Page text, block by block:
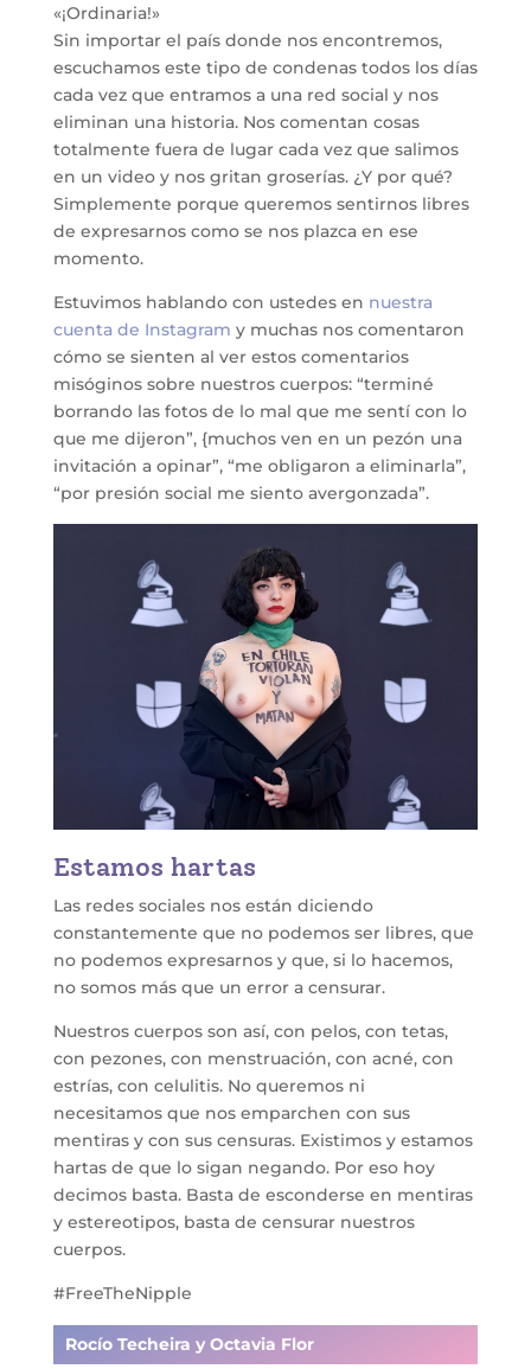
«¡Ordinaria!»
Sin importar el país donde nos encontremos,
escuchamos este tipo de condenas todos los días
cada vez que entramos a una red social y nos
eliminan una historia. Nos comentan cosas
totalmente fuera de lugar cada vez que salimos
en un video y nos gritan groserías. ¿Y por qué?
Simplemente porque queremos sentirnos libres
de expresarnos como se nos plazca en ese
momento.
Estuvimos hablando con ustedes en nuestra
cuenta de Instagram y muchas nos comentaron
cómo se sienten al ver estos comentarios
misóginos sobre nuestros cuerpos: “terminé
borrando las fotos de lo mal que me sentí con lo
que me dijeron”, {muchos ven en un pezón una
invitación a opinar”, “me obligaron a eliminarla”,
“por presión social me siento avergonzada”.
Estamos hartas
Las redes sociales nos están diciendo
constantemente que no podemos ser libres, que
no podemos expresarnos y que, si lo hacemos,
no somos más que un error a censurar.
Nuestros cuerpos son así, con pelos, con tetas,
con pezones, con menstruación, con acné, con
estrías, con celulitis. No queremos ni
necesitamos que nos emparchen con sus
mentiras y con sus censuras. Existimos y estamos
hartas de que lo sigan negando. Por eso hoy
decimos basta. Basta de esconderse en mentiras
y estereotipos, basta de censurar nuestros
cuerpos.
#FreeTheNipple
Rocío Techeira y Octavia Flor